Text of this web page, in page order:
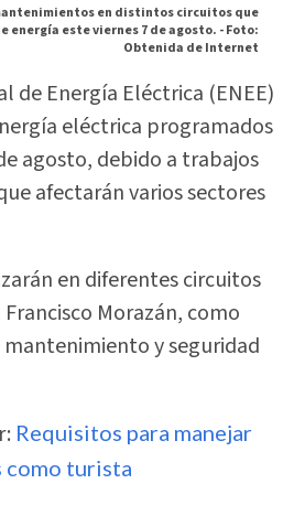
en distintos circuitos que
energía este viernes 7 de agosto. -Foto:
Obtenida de Internet
de Energía Eléctrica (ENEE)
eléctrica programados
agosto, debido a trabajos
afectarán varios sectores
en diferentes circuitos
Morazán, como
y seguridad
Requisitos para manejar
como turista